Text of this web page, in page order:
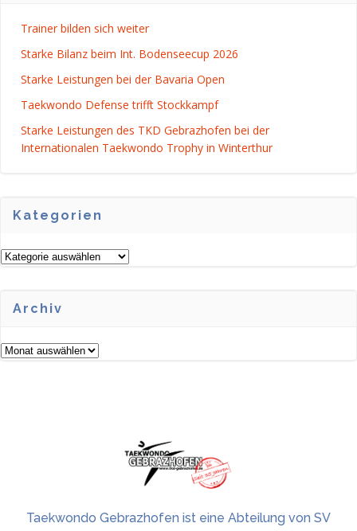
Trainer bilden sich weiter
Starke Bilanz beim Int. Bodenseecup 2026
Starke Leistungen bei der Bavaria Open
Taekwondo Defense trifft Stockkampf
Starke Leistungen des TKD Gebrazhofen bei der
Internationalen Taekwondo Trophy in Winterthur
Kategorien
Kategorien
Archiv
Archiv
Taekwondo Gebrazhofen ist eine Abteilung von SV